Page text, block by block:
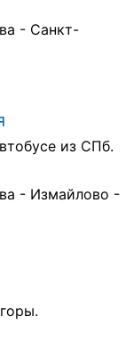
- Санкт-
из СПб.
- Измайлово -